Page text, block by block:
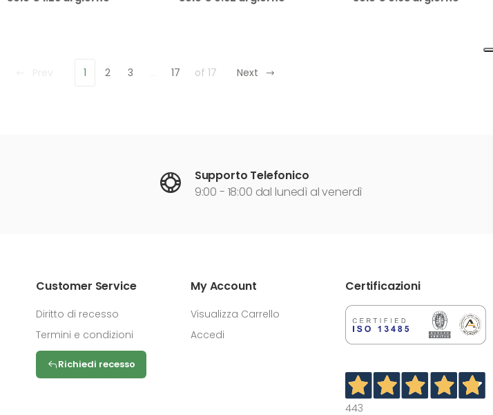
1 2 3 17 of 17 Next
Supporto Telefonico
9:00 - 18:00 dal lunedì al venerdì
Customer Service
Diritto di recesso
Termini e condizioni
Richiedi recesso
My Account
Visualizza Carrello
Accedi
Certificazioni
443